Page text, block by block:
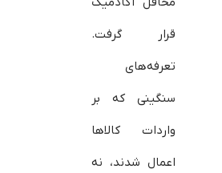
قرار گرفت.
تعرفه‌های
سنگینی که بر
واردات کالاها
اعمال شدند، نه